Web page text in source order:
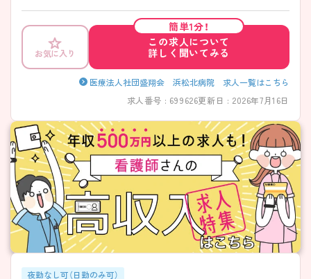
す。 ご興味ある方には、面接対策ポイントなど、さらに詳細をお話しいた
しますので、気軽にご相談ください。
お気に入り
簡単1分！
この求人について
詳しく聞いてみる
医療法人社団盛翔会 浜松北病院 求人一覧はこちら
求人番号 : 699626更新日 : 2026年7月16日
夜勤なし可（日勤のみ可）